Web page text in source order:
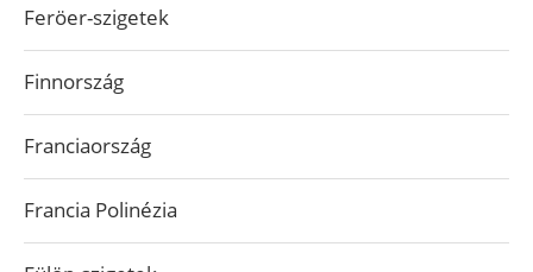
Feröer-szigetek
Finnország
Franciaország
Francia Polinézia